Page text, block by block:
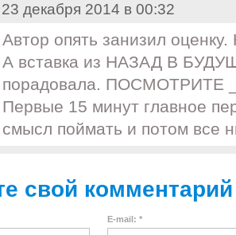
декабря 2014 в 00:32
Автор опять занизил
А вставка из НАЗАД В
порадовала.
Первые 15 минут главное
смысл поймать и потом все
свой комментарий
E-mail: *